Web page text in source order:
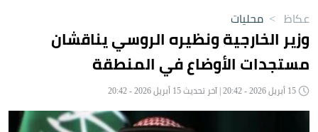
عكاظ > محليات
وزير الخارجية ونظيره الروسي يناقشان
مستجدات الأوضاع في المنطقة